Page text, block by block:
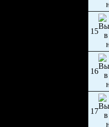
15
16
17